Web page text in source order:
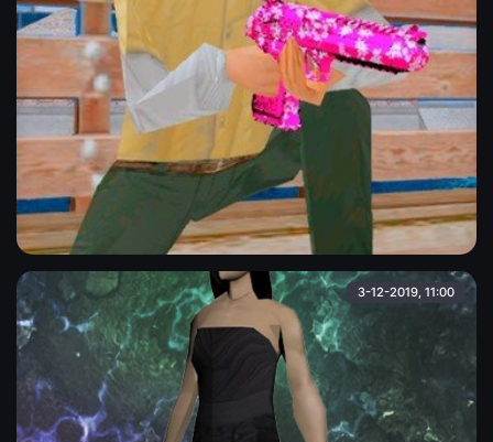
Девушка в жёлтой рубашке и кепке
Девушка-Hfyst в чёрной кепке, жёлто-белой рубашке,
зелёных штанах и кроссовках.
Admin
3-12-2019, 11:00